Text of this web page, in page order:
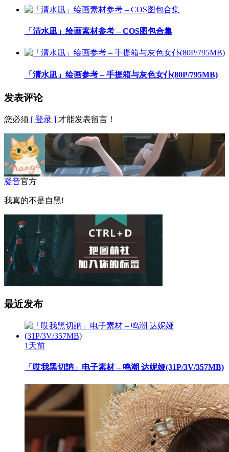
「清水凪」绘画素材参考 – COS图包合集
「清水凪」绘画参考 – 手提箱与灰色女仆(80P/795MB)
发表评论
您必须 [ 登录 ] 才能发表留言！
凝音官方
我真的不是自黑!
最近发布
1天前
「哎我黑切訥」电子素材 – 鸣潮 达妮娅(31P/3V/357MB)